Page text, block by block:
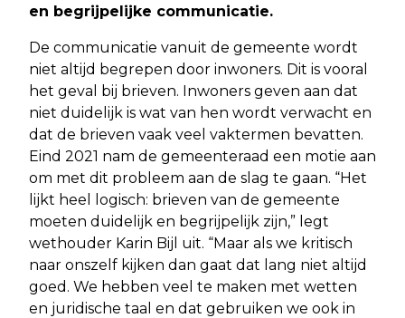
en begrijpelijke communicatie.
De communicatie vanuit de gemeente wordt
niet altijd begrepen door inwoners. Dit is vooral
het geval bij brieven. Inwoners geven aan dat
niet duidelijk is wat van hen wordt verwacht en
dat de brieven vaak veel vaktermen bevatten.
Eind 2021 nam de gemeenteraad een motie aan
om met dit probleem aan de slag te gaan. “Het
lijkt heel logisch: brieven van de gemeente
moeten duidelijk en begrijpelijk zijn,” legt
wethouder Karin Bijl uit. “Maar als we kritisch
naar onszelf kijken dan gaat dat lang niet altijd
goed. We hebben veel te maken met wetten
en juridische taal en dat gebruiken we ook in